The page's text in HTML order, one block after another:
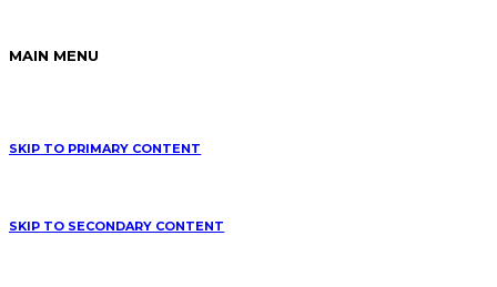
MAIN MENU
SKIP TO PRIMARY CONTENT
SKIP TO SECONDARY CONTENT